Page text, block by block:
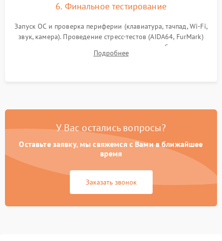
6. Финальное тестирование
Запуск ОС и проверка периферии (клавиатура, тачпад, Wi-Fi,
звук, камера). Проведение стресс-тестов (AIDA64, FurMark)
для контроля температурного режима и стабильности
системы под пиковой нагрузкой.
Подробнее
У Вас остались вопросы?
Оставьте заявку, мы свяжемся с Вами в ближайшее
время
Заказать звонок